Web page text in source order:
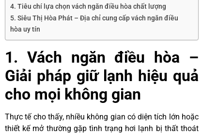
4. Tiêu chí lựa chọn vách ngăn điều hòa chất lượng
5. Siêu Thị Hòa Phát – Địa chỉ cung cấp vách ngăn điều
hòa uy tín
1. Vách ngăn điều hòa –
Giải pháp giữ lạnh hiệu quả
cho mọi không gian
Thực tế cho thấy, nhiều không gian có diện tích lớn hoặc
thiết kế mở thường gặp tình trạng hơi lạnh bị thất thoát